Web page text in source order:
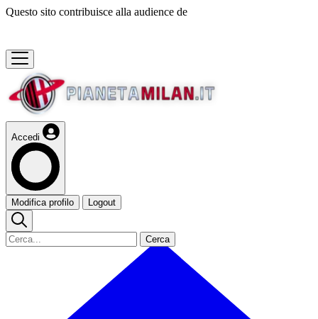
Questo sito contribuisce alla audience de
Accedi
Modifica profilo Logout
Cerca